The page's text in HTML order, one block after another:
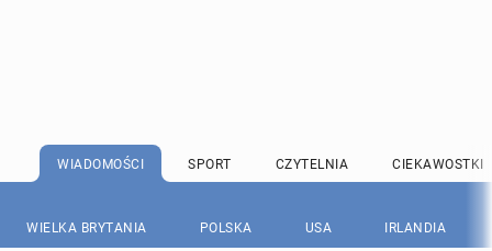
WIADOMOŚCI SPORT CZYTELNIA CIEKAWOSTKI
WIELKA BRYTANIA POLSKA USA IRLANDIA